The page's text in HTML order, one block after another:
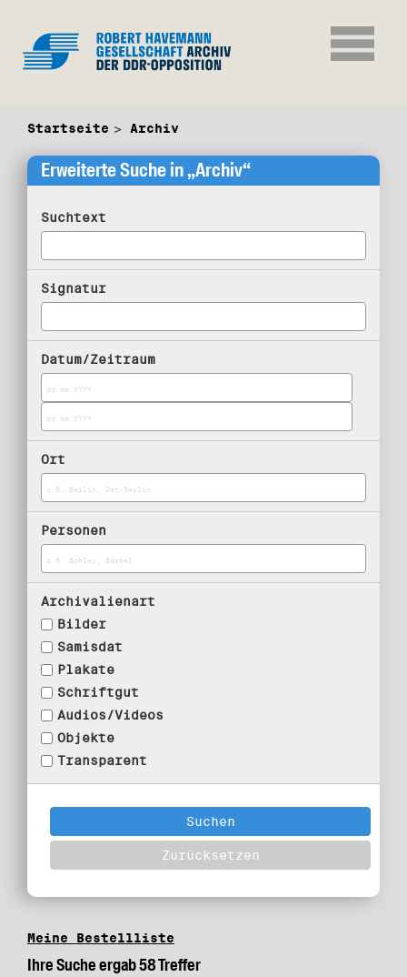
Startseite Archiv
Erweiterte Suche in „Archiv“
Suchtext
Signatur
Datum/Zeitraum
Ort
Personen
Archivalienart
Bilder
Samisdat
Plakate
Schriftgut
Audios/Videos
Objekte
Transparent
Meine Bestellliste
Ihre Suche ergab 58 Treffer